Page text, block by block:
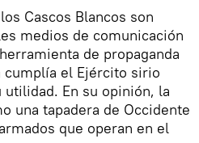
Cascos Blancos son
medios de comunicación
de propaganda
cumplía el Ejército sirio
En su opinión, la
una tapadera de Occidente
que operan en el